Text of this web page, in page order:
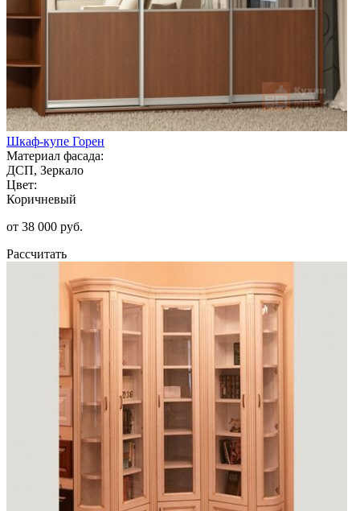
Шкаф-купе Горен
Материал фасада:
ДСП, Зеркало
Цвет:
Коричневый
от 38 000 руб.
Рассчитать